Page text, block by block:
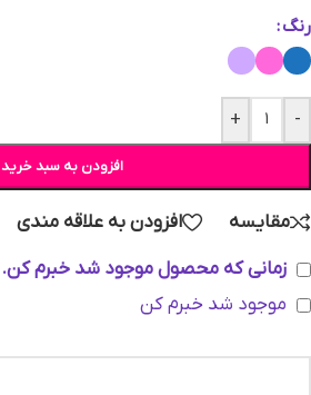
رنگ
-
+
افزودن به سبد خرید
مقایسه
افزودن به علاقه مندی
زمانی که محصول موجود شد خبرم کن.
موجود شد خبرم کن